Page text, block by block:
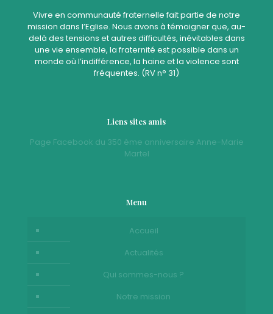
Vivre en communauté fraternelle fait partie de notre
mission dans l’Eglise. Nous avons à témoigner que, au-
delà des tensions et autres difficultés, inévitables dans
une vie ensemble, la fraternité est possible dans un
monde où l’indifférence, la haine et la violence sont
fréquentes. (RV n° 31)
Liens sites amis
Page Facebook du 350 ème anniversaire Anne-Marie
Martel
Menu
Accueil
Actualités
Qui sommes-nous ?
Notre mission